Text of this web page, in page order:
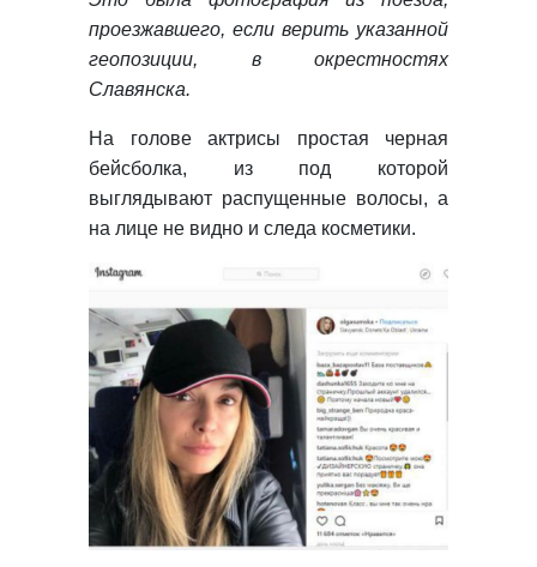
проезжавшего, если верить указанной
геопозиции, в окрестностях
Славянска.
На голове актрисы простая черная
бейсболка, из под которой
выглядывают распущенные волосы, а
на лице не видно и следа косметики.